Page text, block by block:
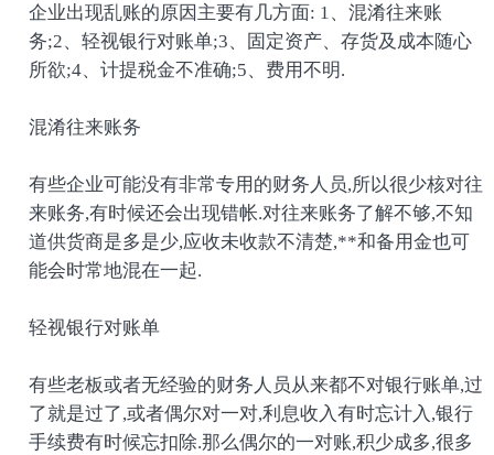
企业出现乱账的原因主要有几方面: 1、混淆往来账
务;2、轻视银行对账单;3、固定资产、存货及成本随心
所欲;4、计提税金不准确;5、费用不明.
混淆往来账务
有些企业可能没有非常专用的财务人员,所以很少核对往
来账务,有时候还会出现错帐.对往来账务了解不够,不知
道供货商是多是少,应收未收款不清楚,**和备用金也可
能会时常地混在一起.
轻视银行对账单
有些老板或者无经验的财务人员从来都不对银行账单,过
了就是过了,或者偶尔对一对,利息收入有时忘计入,银行
手续费有时候忘扣除.那么偶尔的一对账,积少成多,很多